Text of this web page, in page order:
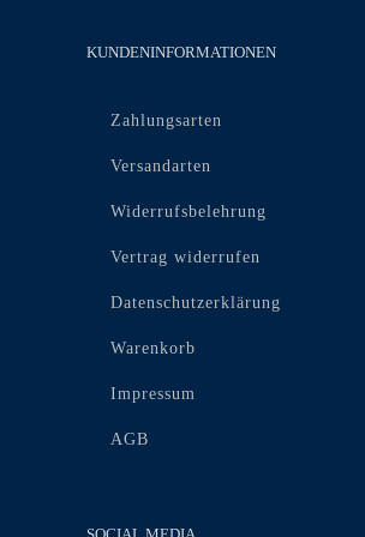
KUNDENINFORMATIONEN
Zahlungsarten
Versandarten
Widerrufsbelehrung
Vertrag widerrufen
Datenschutzerklärung
Warenkorb
Impressum
AGB